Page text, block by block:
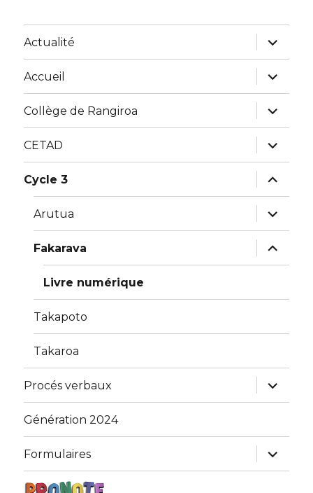
Actualité
ouvrir
le
sous-
menu
Accueil
ouvrir
le
sous-
menu
Collège de Rangiroa
ouvrir
le
sous-
menu
CETAD
ouvrir
le
sous-
menu
Cycle 3
ouvrir
le
sous-
menu
Arutua
ouvrir
le
sous-
menu
Fakarava
ouvrir
le
sous-
Livre numérique
Takapoto
Takaroa
Procés verbaux
ouvrir
le
sous-
Génération 2024
Formulaires
ouvrir
le
sous-